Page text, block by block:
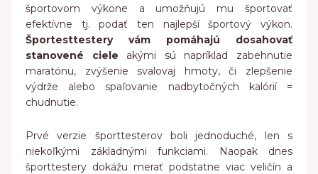
športovom výkone a umožňujú mu športovať
efektívne tj. podať ten najlepší športový výkon.
Športesttestery vám pomáhajú dosahovať
stanovené ciele akými sú napríklad zabehnutie
maratónu, zvýšenie svalovaj hmoty, či zlepšenie
výdrže alebo spaľovanie nadbytočných kalórií =
chudnutie.
Prvé verzie športtesterov boli jednoduché, len s
niekoľkými základnými funkciami. Naopak dnes
športtestery dokážu merať podstatne viac veličín a